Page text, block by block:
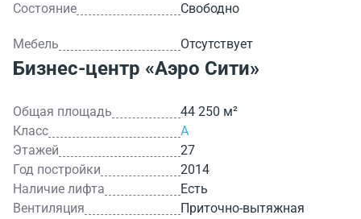
Состояние Свободно
Мебель Отсутствует
Бизнес-центр «Аэро Сити»
Общая площадь
44 250 м²
Класс
A
Этажей
27
Год постройки
2014
Наличие лифта
Есть
Вентиляция
Приточно-вытяжная